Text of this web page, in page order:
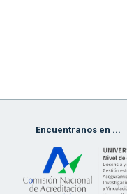
Encuentranos en ...